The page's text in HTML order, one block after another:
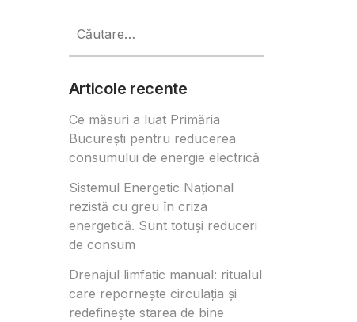
după:
Articole recente
Ce măsuri a luat Primăria
București pentru reducerea
consumului de energie electrică
Sistemul Energetic Național
rezistă cu greu în criza
energetică. Sunt totuși reduceri
de consum
Drenajul limfatic manual: ritualul
care repornește circulația și
redefinește starea de bine